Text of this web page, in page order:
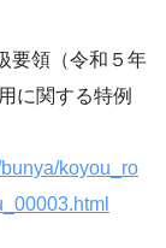
要領（令和５年
に関する特例
koyou_ro